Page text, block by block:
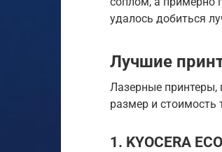
удалось добиться
Лучшие
Лазерные
размер и стоимость
1. KYOCERA